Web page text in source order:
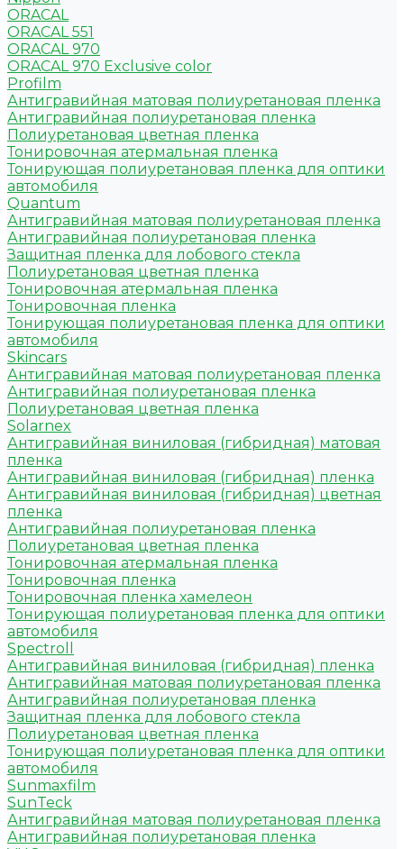
ORACAL
ORACAL 551
ORACAL 970
ORACAL 970 Exclusive color
Profilm
Антигравийная матовая полиуретановая пленка
Антигравийная полиуретановая пленка
Полиуретановая цветная пленка
Тонировочная атермальная пленка
Тонирующая полиуретановая пленка для оптики
автомобиля
Quantum
Антигравийная матовая полиуретановая пленка
Антигравийная полиуретановая пленка
Защитная пленка для лобового стекла
Полиуретановая цветная пленка
Тонировочная атермальная пленка
Тонировочная пленка
Тонирующая полиуретановая пленка для оптики
автомобиля
Skincars
Антигравийная матовая полиуретановая пленка
Антигравийная полиуретановая пленка
Полиуретановая цветная пленка
Solarnex
Антигравийная виниловая (гибридная) матовая
пленка
Антигравийная виниловая (гибридная) пленка
Антигравийная виниловая (гибридная) цветная
пленка
Антигравийная полиуретановая пленка
Полиуретановая цветная пленка
Тонировочная атермальная пленка
Тонировочная пленка
Тонировочная пленка хамелеон
Тонирующая полиуретановая пленка для оптики
автомобиля
Spectroll
Антигравийная виниловая (гибридная) пленка
Антигравийная матовая полиуретановая пленка
Антигравийная полиуретановая пленка
Защитная пленка для лобового стекла
Полиуретановая цветная пленка
Тонирующая полиуретановая пленка для оптики
автомобиля
Sunmaxfilm
SunTeck
Антигравийная матовая полиуретановая пленка
Антигравийная полиуретановая пленка